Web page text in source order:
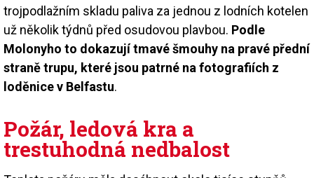
trojpodlažním skladu paliva za jednou z lodních kotelen
už několik týdnů před osudovou plavbou. Podle
Molonyho to dokazují tmavé šmouhy na pravé přední
straně trupu, které jsou patrné na fotografiích z
loděnice v Belfastu.
Požár, ledová kra a
trestuhodná nedbalost